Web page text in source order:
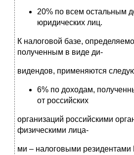
20% по всем остальным
юридических лиц.
К налоговой базе,
полученным в виде ди-
видендов, применяются
6% по доходам,
от российских
организаций российскими
физическими лица-
ми – налоговыми резидентами